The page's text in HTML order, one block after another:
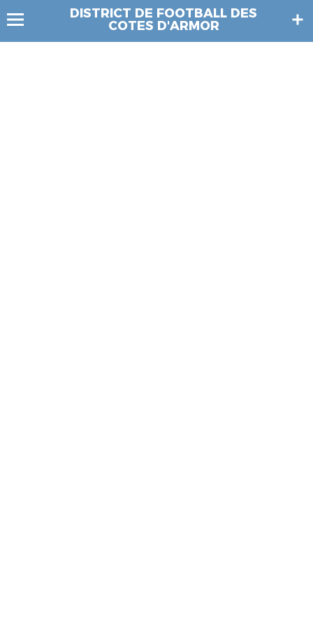
DISTRICT DE FOOTBALL DES
COTES D'ARMOR